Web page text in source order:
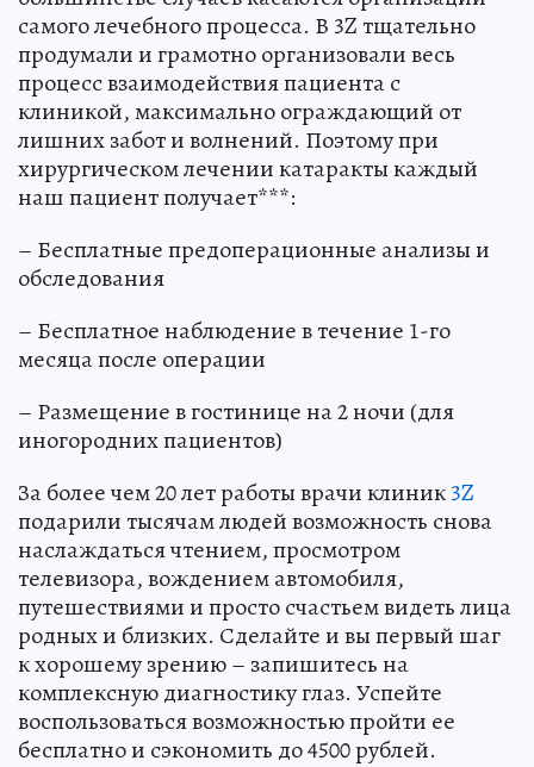
самого лечебного процесса. В 3Z тщательно
продумали и грамотно организовали весь
процесс взаимодействия пациента с
клиникой, максимально ограждающий от
лишних забот и волнений. Поэтому при
хирургическом лечении катаракты каждый
наш пациент получает***:
– Бесплатные предоперационные анализы и
обследования
– Бесплатное наблюдение в течение 1-го
месяца после операции
– Размещение в гостинице на 2 ночи (для
иногородних пациентов)
За более чем 20 лет работы врачи клиник3Z
подарили тысячам людей возможность снова
наслаждаться чтением, просмотром
телевизора, вождением автомобиля,
путешествиями и просто счастьем видеть лица
родных и близких. Сделайте и вы первый шаг
к хорошему зрению – запишитесь на
комплексную диагностику глаз. Успейте
воспользоваться возможностью пройти ее
бесплатно и сэкономить до 4500 рублей.